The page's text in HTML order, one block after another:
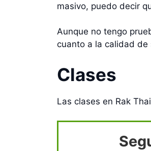
masivo, puedo decir
Aunque no tengo
cuanto a la calidad de
Clases
Las clases en Rak